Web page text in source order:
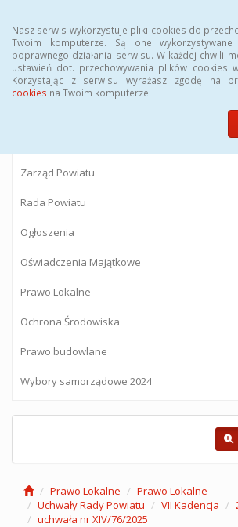
Nasz serwis wykorzystuje pliki cookies do
Twoim komputerze. Są one
poprawnego działania serwisu. W każdej chwili
ustawień dot. przechowywania plików cookies
Korzystając z serwisu wyrażasz zgodę na
cookies na Twoim komputerze.
BIULETYN INFORMACJI
Starostwa Powiatowego w
Zarząd Powiatu
Rada Powiatu
Ogłoszenia
Oświadczenia Majątkowe
Prawo Lokalne
Ochrona Środowiska
Prawo budowlane
Wybory samorządowe 2024
Prawo Lokalne
Prawo Lokalne
Uchwały Rady Powiatu
VII Kadencja
uchwała nr XIV/76/2025